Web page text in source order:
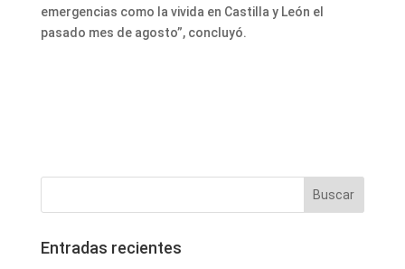
emergencias como la vivida en Castilla y León el
pasado mes de agosto”, concluyó.
Entradas recientes